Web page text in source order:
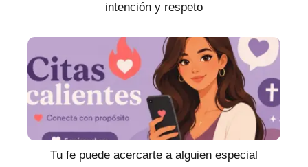
intención y respeto
Tu fe puede acercarte a alguien especial